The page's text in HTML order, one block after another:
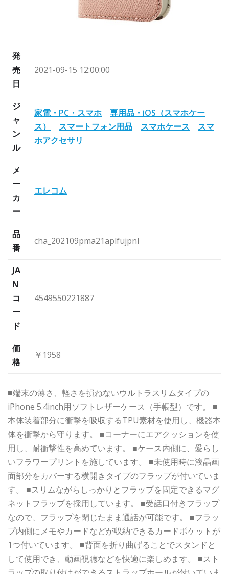
発
売
日
2021-09-15 12:00:00
ジ
ャ
ン
ル
家電・PC・スマホ
専用品・iOS（スマホケー
ス）
スマートフォン用品 スマホケース
スマ
ホアクセサリ
メ
ー
カ
ー
エレコム
品
番
cha_202109pma21aplfujpnl
JA
N
コ
ー
ド
4549550221887
価
格
￥1958
■端末の薄さ、軽さを損ねないウルトラスリムタイプの
iPhone 5.4inch用ソフトレザーケース（手帳型）です。 ■
本体装着部分に衝撃を吸収するTPU素材を使用し、機器本
体を衝撃から守ります。 ■コーナーにエアクッションを使
用し、耐衝撃性を高めています。 ■ケース内側に、愛らし
いフラワープリントを施しています。 ■未使用時に液晶画
面部分をカバーする横開きタイプのフラップが付いていま
す。 ■スリムながらしっかりとフラップを固定できるマグ
ネットフラップを採用しています。 ■受話口付きフラップ
なので、フラップを閉じたまま通話が可能です。 ■フラッ
プ内側にメモやカードなどが収納できるカードポケットが
1つ付いています。 ■背面を折り曲げることでスタンドと
して使用でき、動画視聴などを快適に楽しめます。 ■スト